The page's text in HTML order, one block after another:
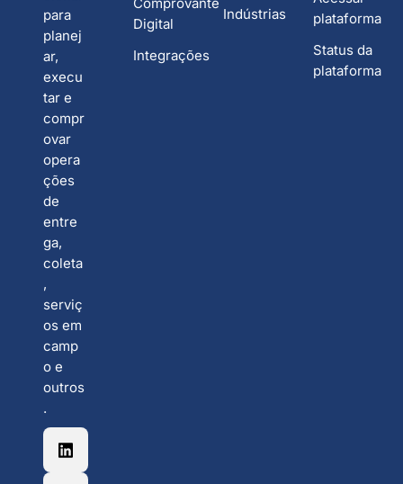
para
planej
ar,
execu
tar e
compr
ovar
opera
ções
de
entre
ga,
coleta
,
serviç
os em
camp
o e
outros
.
Digital
Integrações
Indústrias
plataforma
Status da
plataforma